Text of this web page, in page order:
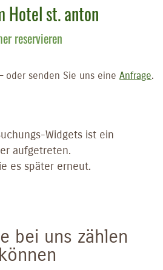
Hotel st. anton
reservieren
oder senden Sie uns eine Anfrage.
Widgets ist ein
aufgetreten.
es später erneut.
bei uns zählen
können